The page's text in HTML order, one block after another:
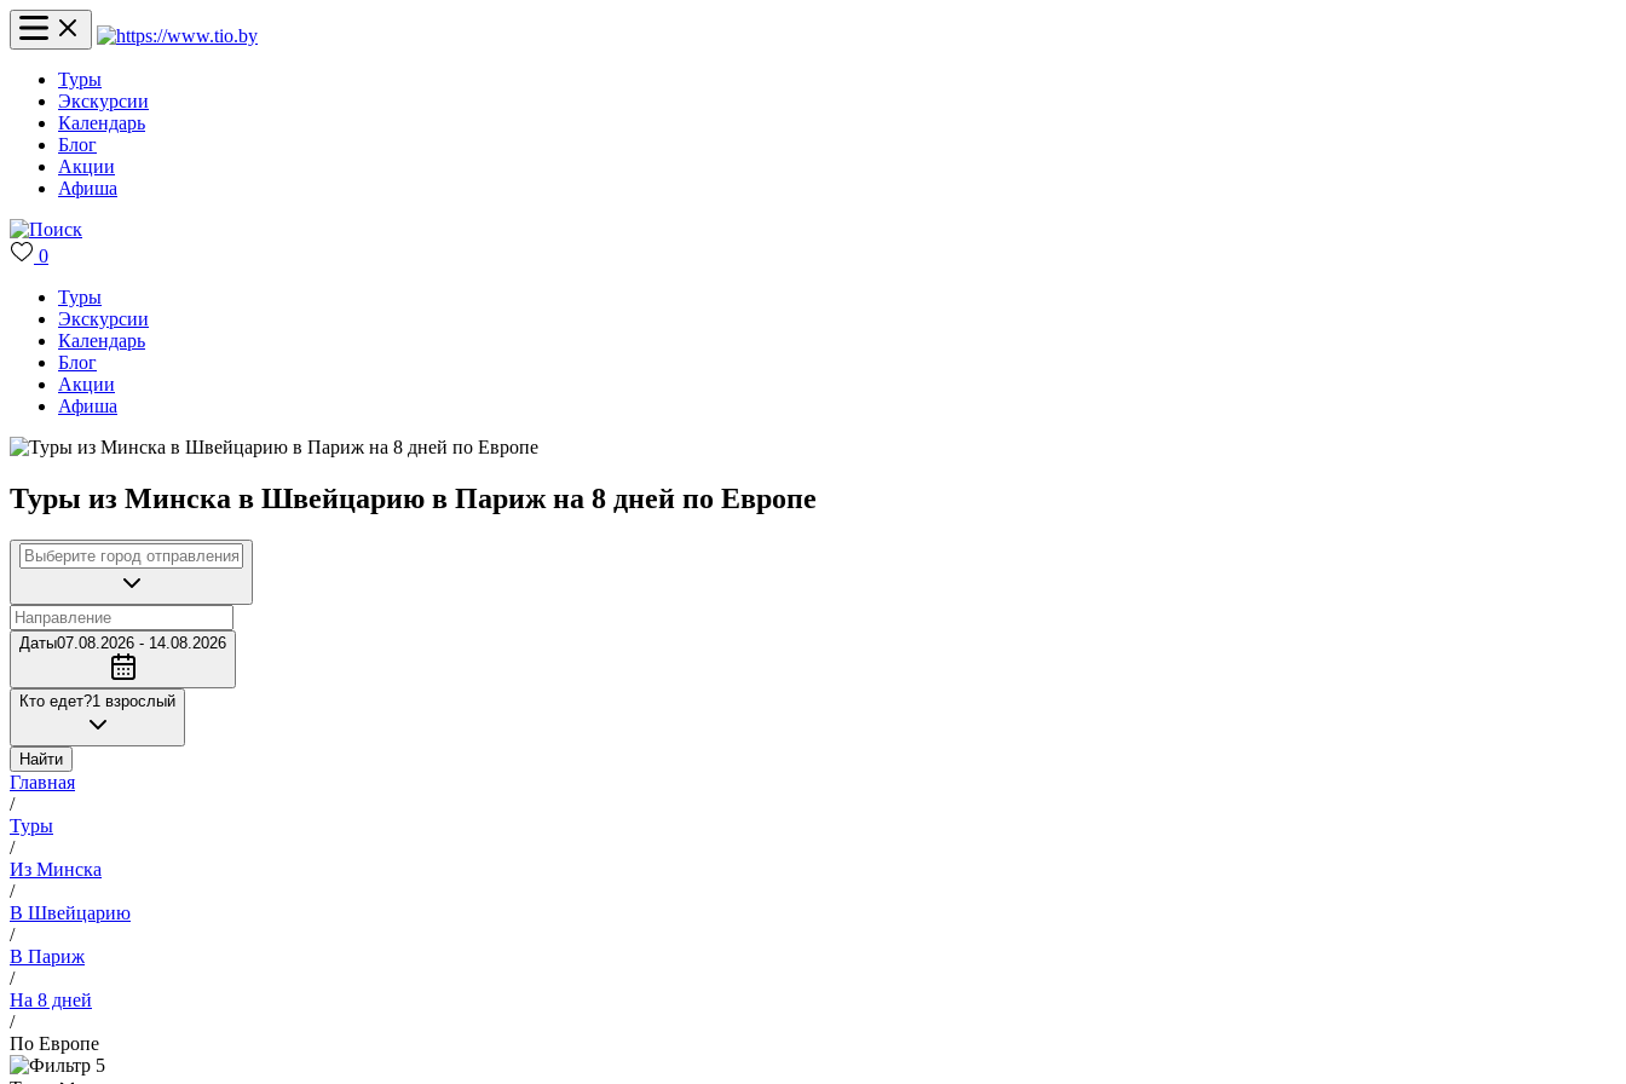
Туры
Экскурсии
Календарь
Блог
Акции
Афиша
0
Туры
Экскурсии
Календарь
Блог
Акции
Афиша
Туры из Минска в Швейцарию в Париж на 8 дней по Европе
Даты07.08.2026 - 14.08.2026
Кто едет?1 взрослый
Найти
Главная
/
Туры
/
Из Минска
/
В Швейцарию
/
В Париж
/
На 8 дней
/
По Европе
5